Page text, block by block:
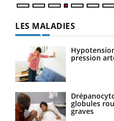
LES MALADIES
pression
globules
graves